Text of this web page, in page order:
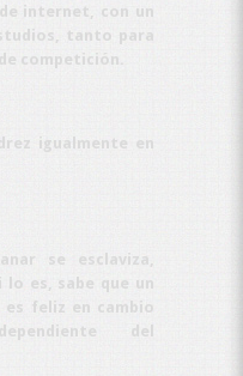
internet, con un
tanto para
competición.
igualmente en
se esclaviza,
lo es, sabe que un
feliz en cambio
del